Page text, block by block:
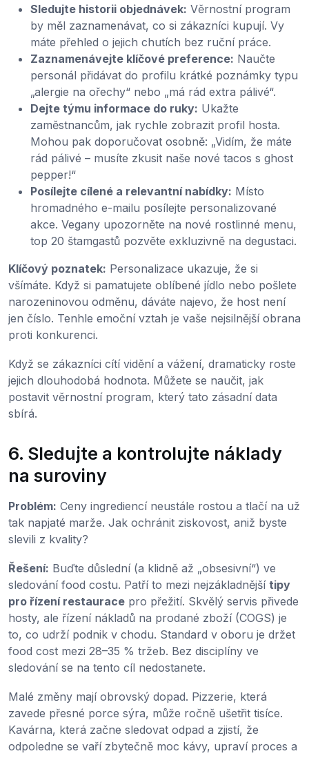
Sledujte historii objednávek: Věrnostní program
by měl zaznamenávat, co si zákazníci kupují. Vy
máte přehled o jejich chutích bez ruční práce.
Zaznamenávejte klíčové preference: Naučte
personál přidávat do profilu krátké poznámky typu
„alergie na ořechy“ nebo „má rád extra pálivé“.
Dejte týmu informace do ruky: Ukažte
zaměstnancům, jak rychle zobrazit profil hosta.
Mohou pak doporučovat osobně: „Vidím, že máte
rád pálivé – musíte zkusit naše nové tacos s ghost
pepper!“
Posílejte cílené a relevantní nabídky: Místo
hromadného e-mailu posílejte personalizované
akce. Vegany upozorněte na nové rostlinné menu,
top 20 štamgastů pozvěte exkluzivně na degustaci.
Klíčový poznatek: Personalizace ukazuje, že si
všímáte. Když si pamatujete oblíbené jídlo nebo pošlete
narozeninovou odměnu, dáváte najevo, že host není
jen číslo. Tenhle emoční vztah je vaše nejsilnější obrana
proti konkurenci.
Když se zákazníci cítí vidění a vážení, dramaticky roste
jejich dlouhodobá hodnota. Můžete se naučit, jak
postavit věrnostní program, který tato zásadní data
sbírá.
6. Sledujte a kontrolujte náklady
na suroviny
Problém: Ceny ingrediencí neustále rostou a tlačí na už
tak napjaté marže. Jak ochránit ziskovost, aniž byste
slevili z kvality?
Řešení: Buďte důslední (a klidně až „obsesivní“) ve
sledování food costu. Patří to mezi nejzákladnější tipy
pro řízení restaurace pro přežití. Skvělý servis přivede
hosty, ale řízení nákladů na prodané zboží (COGS) je
to, co udrží podnik v chodu. Standard v oboru je držet
food cost mezi 28–35 % tržeb. Bez disciplíny ve
sledování se na tento cíl nedostanete.
Malé změny mají obrovský dopad. Pizzerie, která
zavede přesné porce sýra, může ročně ušetřit tisíce.
Kavárna, která začne sledovat odpad a zjistí, že
odpoledne se vaří zbytečně moc kávy, upraví proces a